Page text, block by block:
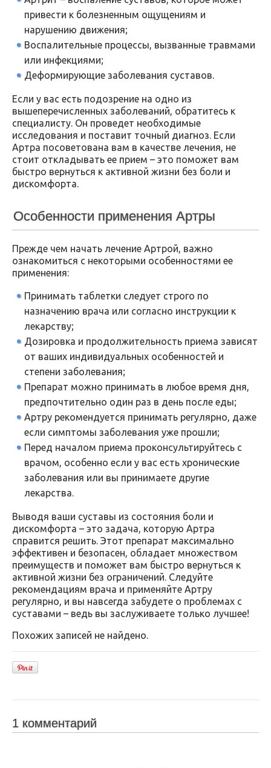
привести к болезненным ощущениям и
нарушению движения;
Воспалительные процессы, вызванные травмами
или инфекциями;
Деформирующие заболевания суставов.
Если у вас есть подозрение на одно из
вышеперечисленных заболеваний, обратитесь к
специалисту. Он проведет необходимые
исследования и поставит точный диагноз. Если
Артра посоветована вам в качестве лечения, не
стоит откладывать ее прием – это поможет вам
быстро вернуться к активной жизни без боли и
дискомфорта.
Особенности применения Артры
Прежде чем начать лечение Артрой, важно
ознакомиться с некоторыми особенностями ее
применения:
Принимать таблетки следует строго по
назначению врача или согласно инструкции к
лекарству;
Дозировка и продолжительность приема зависят
от ваших индивидуальных особенностей и
степени заболевания;
Препарат можно принимать в любое время дня,
предпочтительно один раз в день после еды;
Артру рекомендуется принимать регулярно, даже
если симптомы заболевания уже прошли;
Перед началом приема проконсультируйтесь с
врачом, особенно если у вас есть хронические
заболевания или вы принимаете другие
лекарства.
Выводя ваши суставы из состояния боли и
дискомфорта – это задача, которую Артра
справится решить. Этот препарат максимально
эффективен и безопасен, обладает множеством
преимуществ и поможет вам быстро вернуться к
активной жизни без ограничений. Следуйте
рекомендациям врача и применяйте Артру
регулярно, и вы навсегда забудете о проблемах с
суставами – ведь вы заслуживаете только лучшее!
Похожих записей не найдено.
1 комментарий